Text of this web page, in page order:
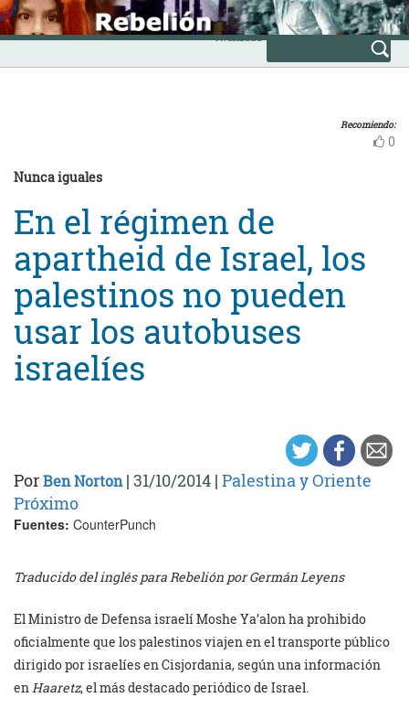
Skip
to
content
INICIO
Avanzada
Recomiendo:
0
Nunca iguales
En el régimen de
apartheid de Israel, los
palestinos no pueden
usar los autobuses
israelíes
PorBen Norton| 31/10/2014 | Palestina y Oriente
Próximo
Fuentes: CounterPunch
Traducido del inglés para Rebelión por Germán Leyens
El Ministro de Defensa israelí Moshe Ya’alon ha prohibido
oficialmente que los palestinos viajen en el transporte público
dirigido por israelíes en Cisjordania, según una información
en Haaretz, el más destacado periódico de Israel.